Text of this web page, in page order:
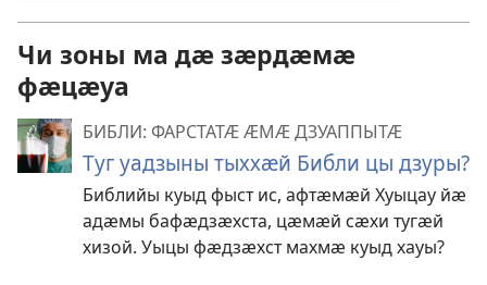
Чи зоны ма дӕ зӕрдӕмӕ
фӕцӕуа
БИБЛИ: ФАРСТАТӔ ӔМӔ ДЗУАППЫТӔ
Туг уадзыны тыххӕй Библи цы дзуры?
Библийы куыд фыст ис, афтӕмӕй Хуыцау йӕ
адӕмы бафӕдзӕхста, цӕмӕй сӕхи тугӕй
хизой. Уыцы фӕдзӕхст махмӕ куыд хауы?